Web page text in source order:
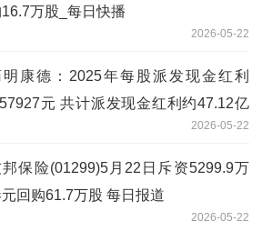
万股_每日快播
2026-05-22
明康德：2025年每股派发现金红利
元 共计派发现金红利约47.12亿
2026-05-22
保险(01299)5月22日斥资5299.9万
回购61.7万股 每日报道
2026-05-22